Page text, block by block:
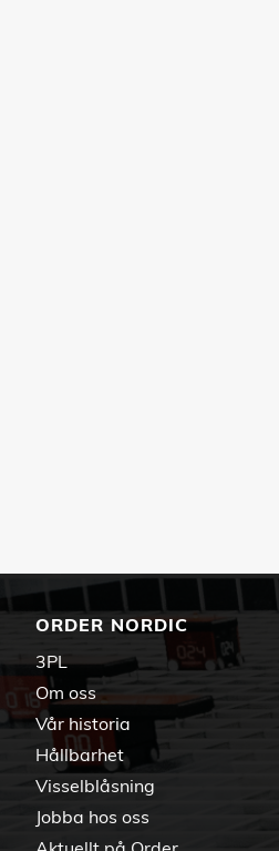
ORDER NORDIC
3PL
Om oss
Vår historia
Hållbarhet
Visselblåsning
Jobba hos oss